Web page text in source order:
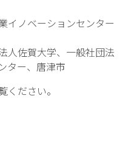
ーションセンター
大学、一般社団法
ター、唐津市
ださい。